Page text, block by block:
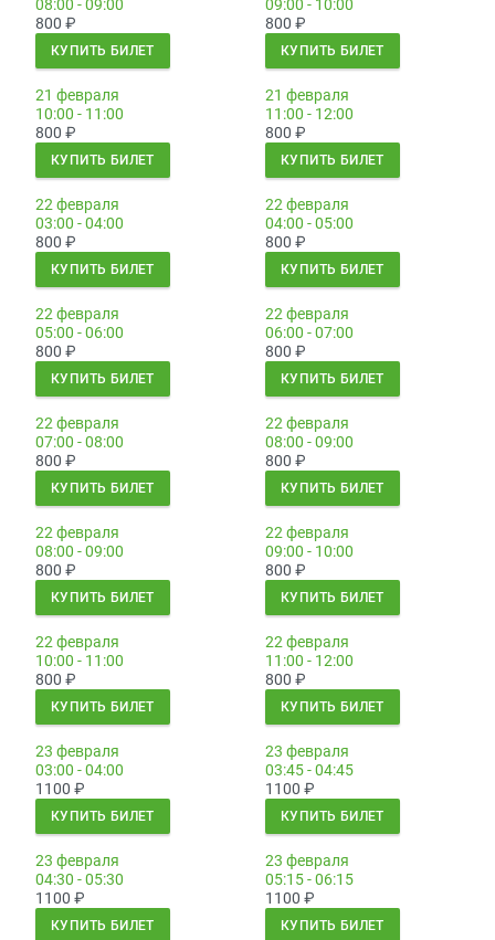
08:00 - 09:00
800 ₽
КУПИТЬ БИЛЕТ
09:00 - 10:00
800 ₽
КУПИТЬ БИЛЕТ
21 февраля
10:00 - 11:00
800 ₽
КУПИТЬ БИЛЕТ
21 февраля
11:00 - 12:00
800 ₽
КУПИТЬ БИЛЕТ
22 февраля
03:00 - 04:00
800 ₽
КУПИТЬ БИЛЕТ
22 февраля
04:00 - 05:00
800 ₽
КУПИТЬ БИЛЕТ
22 февраля
05:00 - 06:00
800 ₽
КУПИТЬ БИЛЕТ
22 февраля
06:00 - 07:00
800 ₽
КУПИТЬ БИЛЕТ
22 февраля
07:00 - 08:00
800 ₽
КУПИТЬ БИЛЕТ
22 февраля
08:00 - 09:00
800 ₽
КУПИТЬ БИЛЕТ
22 февраля
08:00 - 09:00
800 ₽
КУПИТЬ БИЛЕТ
22 февраля
09:00 - 10:00
800 ₽
КУПИТЬ БИЛЕТ
22 февраля
10:00 - 11:00
800 ₽
КУПИТЬ БИЛЕТ
22 февраля
11:00 - 12:00
800 ₽
КУПИТЬ БИЛЕТ
23 февраля
03:00 - 04:00
1100 ₽
КУПИТЬ БИЛЕТ
23 февраля
03:45 - 04:45
1100 ₽
КУПИТЬ БИЛЕТ
23 февраля
04:30 - 05:30
1100 ₽
КУПИТЬ БИЛЕТ
23 февраля
05:15 - 06:15
1100 ₽
КУПИТЬ БИЛЕТ